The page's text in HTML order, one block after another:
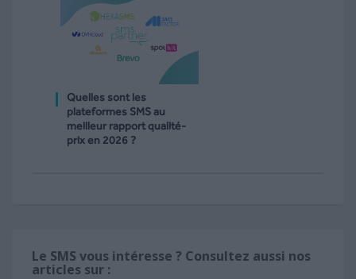
Quelles sont les
plateformes SMS au
meilleur rapport qualité-
prix en 2026 ?
Le SMS vous intéresse ? Consultez aussi nos
articles sur :